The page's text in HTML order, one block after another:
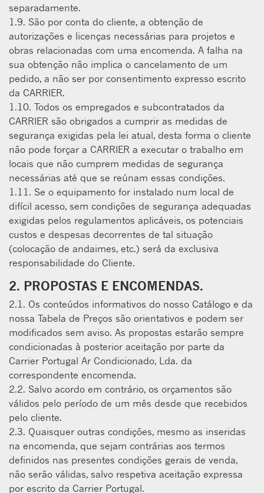
separadamente.
1.9. São por conta do cliente, a obtenção de
autorizações e licenças necessárias para projetos e
obras relacionadas com uma encomenda. A falha na
sua obtenção não implica o cancelamento de um
pedido, a não ser por consentimento expresso escrito
da CARRIER.
1.10. Todos os empregados e subcontratados da
CARRIER são obrigados a cumprir as medidas de
segurança exigidas pela lei atual, desta forma o cliente
não pode forçar a CARRIER a executar o trabalho em
locais que não cumprem medidas de segurança
necessárias até que se reúnam essas condições.
1.11. Se o equipamento for instalado num local de
difícil acesso, sem condições de segurança adequadas
exigidas pelos regulamentos aplicáveis, os potenciais
custos e despesas decorrentes de tal situação
(colocação de andaimes, etc.) será da exclusiva
responsabilidade do Cliente.
2. PROPOSTAS E ENCOMENDAS.
2.1. Os conteúdos informativos do nosso Catálogo e da
nossa Tabela de Preços são orientativos e podem ser
modificados sem aviso. As propostas estarão sempre
condicionadas à posterior aceitação por parte da
Carrier Portugal Ar Condicionado, Lda. da
correspondente encomenda.
2.2. Salvo acordo em contrário, os orçamentos são
válidos pelo período de um mês desde que recebidos
pelo cliente.
2.3. Quaisquer outras condições, mesmo as inseridas
na encomenda, que sejam contrárias aos termos
deﬁnidos nas presentes condições gerais de venda,
não serão válidas, salvo respetiva aceitação expressa
por escrito da Carrier Portugal.